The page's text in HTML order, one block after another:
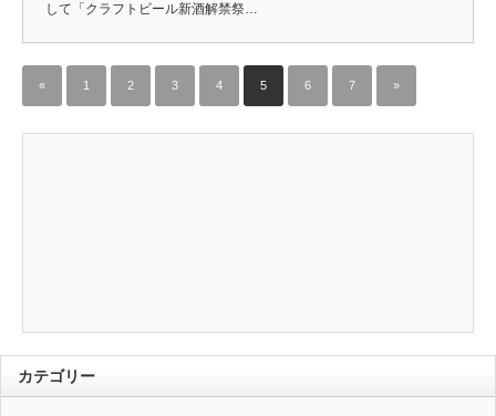
して「クラフトビール新酒解禁祭…
« 1 2 3 4 5 6 7 »
カテゴリー